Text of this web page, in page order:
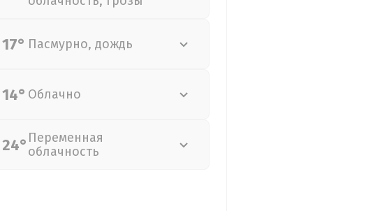
17° Пасмурно, дождь
14° Облачно
24° Переменная
облачность